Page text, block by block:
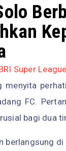
Super League
menyita
FC.
bagi dua
berlangsung